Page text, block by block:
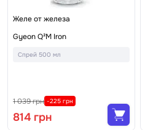
Желе от железа
Gyeon Q²M Iron
Спрей 500 мл
1 039 грн -225 грн
814 грн